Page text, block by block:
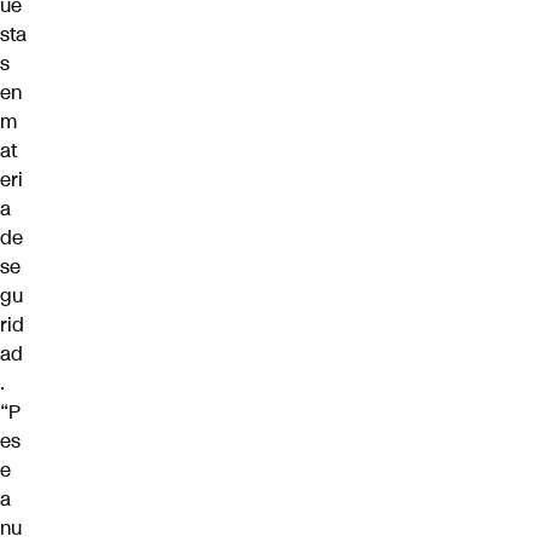
sta
s
en
m
at
eri
a
de
se
gu
rid
ad
.
“P
es
e
a
nu